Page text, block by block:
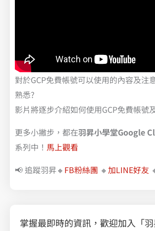
對於GCP免費帳號可以使用的內容及注
熟悉?
影片將逐步介紹如何使用GCP免費帳號
更多小撇步，都在羽昇小學堂Google
系列中！ 馬上觀看
📢 追蹤羽昇🔸 FB粉絲團 🔸加LINE好友
掌握最即時的資訊，歡迎加入「